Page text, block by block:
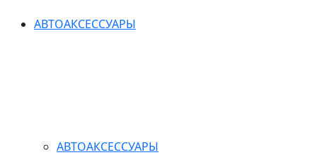
АВТОАКСЕССУАРЫ
АВТОАКСЕССУАРЫ